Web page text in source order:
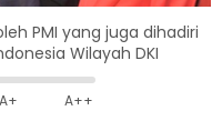
PMI yang juga dihadiri
Wilayah DKI
A+ A++